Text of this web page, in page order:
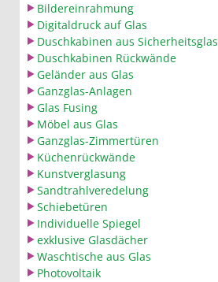
Bildereinrahmung
Digitaldruck auf Glas
Duschkabinen aus Sicherheitsglas
Duschkabinen Rückwände
Geländer aus Glas
Ganzglas-Anlagen
Glas Fusing
Möbel aus Glas
Ganzglas-Zimmertüren
Küchenrückwände
Kunstverglasung
Sandtrahlveredelung
Schiebetüren
Individuelle Spiegel
exklusive Glasdächer
Waschtische aus Glas
Photovoltaik